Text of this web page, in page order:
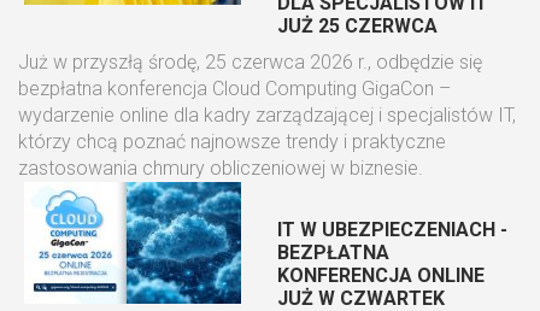
JUŻ 25 CZERWCA
Już w przyszłą środę, 25 czerwca 2026 r., odbędzie się
bezpłatna konferencja Cloud Computing GigaCon –
wydarzenie online dla kadry zarządzającej i specjalistów IT,
którzy chcą poznać najnowsze trendy i praktyczne
zastosowania chmury obliczeniowej w biznesie.
IT W UBEZPIECZENIACH -
BEZPŁATNA
KONFERENCJA ONLINE
JUŻ W CZWARTEK